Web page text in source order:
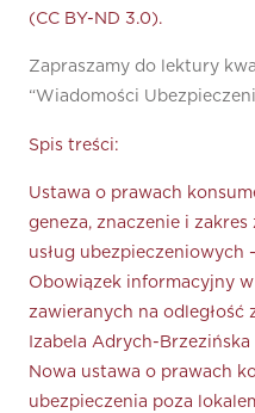
(CC BY-ND 3.0).
Zapraszamy do lektury
“Wiadomości
Spis treści:
Ustawa o prawach
geneza, znaczenie i
usług ubezpieczeniowych
Obowiązek informacyjny
zawieranych na odległość
Izabela Adrych-Brzezińska
Nowa ustawa o prawach
ubezpieczenia poza